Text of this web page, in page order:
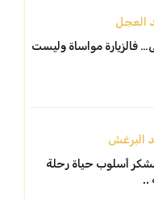
العجل
فالزيارة مواساة وليست
البرغش
أسلوب حياة رحلة
..